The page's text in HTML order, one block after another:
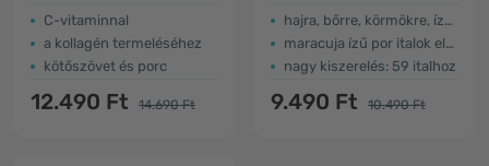
C-vitaminnal
a kollagén termeléséhez
kötőszövet és porc
12.490 Ft 14.690 Ft
hajra, bőrre, körmökre, ízületekre...
maracuja ízű por italok elkészítéséhez
nagy kiszerelés: 59 italhoz
9.490 Ft 10.490 Ft